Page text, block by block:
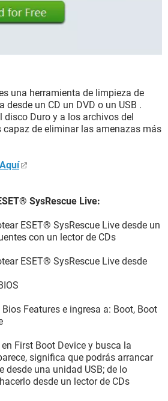
una herramienta de limpieza de
desde un CD un DVD o un USB .
disco Duro y a los archivos del
de eliminar las amenazas más
Aquí
SysRescue Live:
ESET® SysRescue Live desde un
con un lector de CDs
ESET® SysRescue Live desde
Features e ingresa a: Boot, Boot
First Boot Device y busca la
significa que podrás arrancar
desde una unidad USB; de lo
desde un lector de CDs